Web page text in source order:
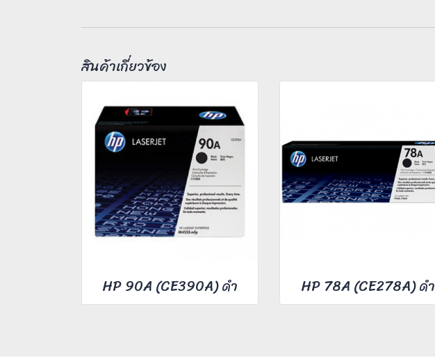
สินค้าเกี่ยวข้อง
HP 90A (CE390A) ดำ HP 78A (CE278A) ดำ